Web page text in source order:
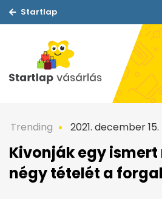
Startlap
Trending 2021. december 15.
Kivonják egy
négy tételét a